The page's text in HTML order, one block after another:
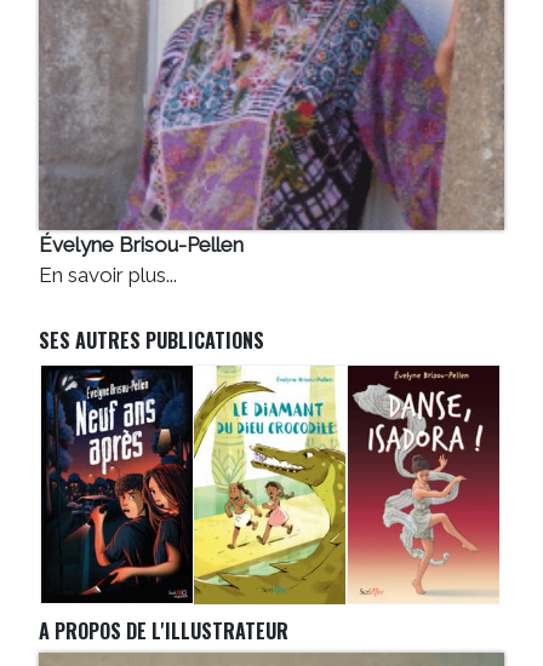
Évelyne Brisou-Pellen
En savoir plus...
SES AUTRES PUBLICATIONS
A PROPOS DE L'ILLUSTRATEUR